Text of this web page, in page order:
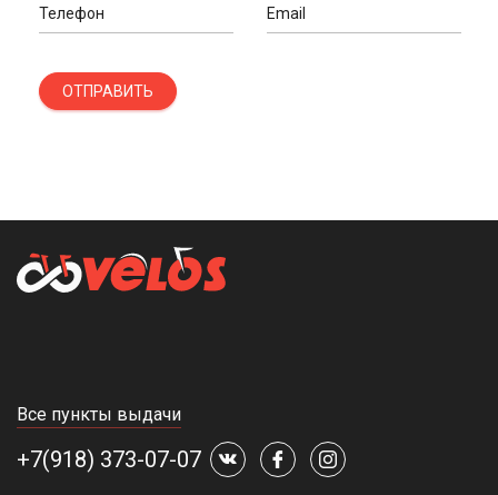
Телефон Email
ОТПРАВИТЬ
Все пункты выдачи
+7(918) 373-07-07